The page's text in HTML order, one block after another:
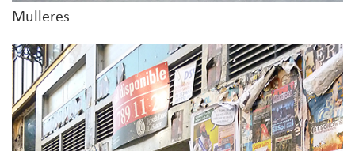
Mulleres